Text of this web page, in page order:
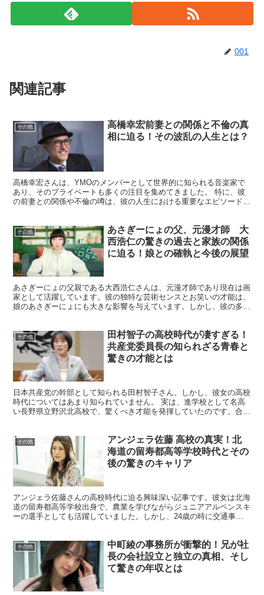
001
関連記事
その他
高橋幸宏前妻との関係と不倫の真
相に迫る！その波乱の人生とは？
高橋幸宏さんは、YMOのメンバーとして世界的に知られる音楽家で
あり、そのプライベートも多くの注目を集めてきました。 特に、彼
の前妻との関係や不倫の噂は、彼の人生における重要なエピソードの
その他
あさぎーにょの父、元漫才師 大
西浩仁の驚きの過去と家族の関係
に迫る！娘との確執と今後の展望
あさぎーにょの父親である大西浩仁さんは、元漫才師であり現在は画
家として活躍しています。彼の独特な芸術センスとお笑いの才能は、
娘のあさぎーにょにも大きな影響を与えています。しかし、彼の多忙
その他
田村智子の高校時代が凄すぎる！
共産党委員長の知られざる青春と
驚きの才能とは
日本共産党の幹部として知られる田村智子さん。しかし、彼女の高校
時代についてはあまり知られていません。 実は、進学校として名高
い長野県立野沢北高校で、驚くべき才能を発揮していたのです。合唱
その他
アンジェラ佐藤 高校の真実！北
海道の留寿都高等学校時代とその
後の驚きのキャリア
アンジェラ佐藤さんの高校時代に迫る興味深い記事です。彼女は北海
道の留寿都高等学校出身で、農業を学びながらジュニアアルペンスキ
ーの選手としても活躍していました。しかし、24歳の時に交通事故
その他
中町綾の事務所が衝撃的！兄が社
長の会社設立と独立の真相、そし
て驚きの年収とは